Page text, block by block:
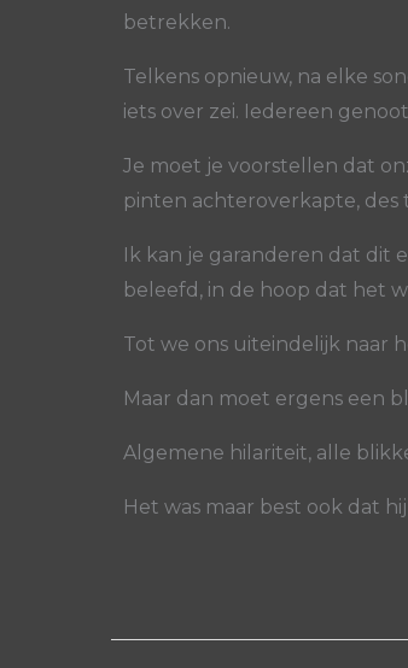
betrekken.
Telkens opnieuw, na elke
iets over zei. Iedereen
Je moet je voorstellen dat
pinten achteroverkapte, des
Ik kan je garanderen dat dit
beleefd, in de hoop dat het
Tot we ons uiteindelijk naar
Maar dan moet ergens een
Algemene hilariteit, alle
Het was maar best ook dat